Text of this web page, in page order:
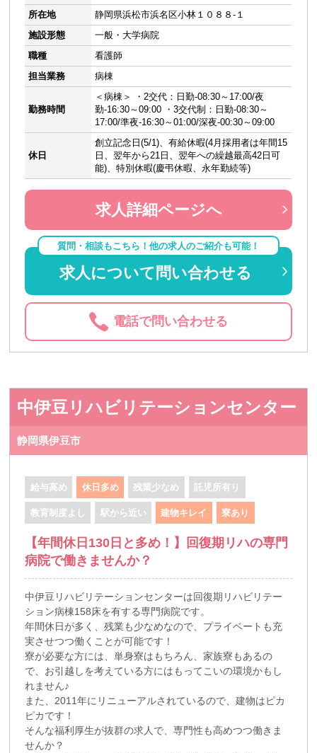
所在地
静岡県浜松市浜名区小林１０８８-１
施設形態
一般・大学病院
職種
看護師
担当業務
病棟
勤務時間
＜病棟＞ ・2交代：日勤-08:30～17:00/夜
勤-16:30～09:00 ・3交代制：日勤-08:30～
17:00/準夜-16:30～01:00/深夜-00:30～09:00
休日
創立記念日(5/1)、有給休暇(4月採用者は年間15
日、翌年から21日、翌年への繰越最高42日可
能)、特別休暇(慶弔休暇、永年勤続等)
求人詳細ページへ
質問・相談もこちら！他の求人のご紹介も可能！
求人について問い合わせる
電話で問い合わせる
中伊豆リハビリテーションセンター
静岡県伊豆市
給与高め 休日多め 残業少なめ 託児所有り
教育制度よし 駅から近い 建物キレイ 寮あり
【年間休日130日と多め！】回復期リハの専門
病院で働きませんか？
中伊豆リハビリテーションセンターは回復期リハビリテー
ション病棟158床を有する専門病院です。
年間休日が多く、残業も少なめなので、プライベートも充
実させつつ働くことが可能です！
寮が必要な方には、単身寮はもちろん、家族寮もあるの
で、お引越しを考えている方にはもってこいの環境かもし
れません♪
また、2011年にリニューアルされているので、建物はピカ
ピカです！
そんな福利厚生が抜群の求人で、専門性も高めつつ働きま
せんか？